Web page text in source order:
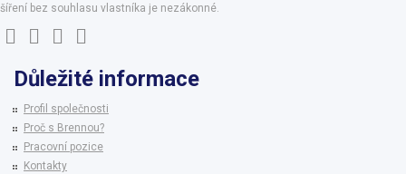
šíření bez souhlasu vlastníka je nezákonné.
Důležité informace
Profil společnosti
Proč s Brennou?
Pracovní pozice
Kontakty